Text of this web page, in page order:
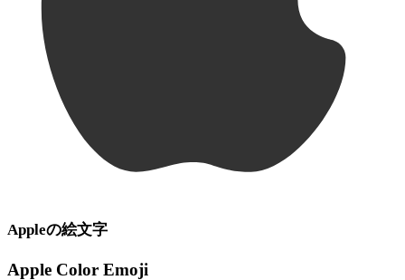
Appleの絵文字
Apple Color Emoji